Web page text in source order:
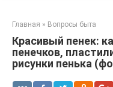
Главная » Вопросы быта
Красивый пенек:
пенечков,
рисунки пенька